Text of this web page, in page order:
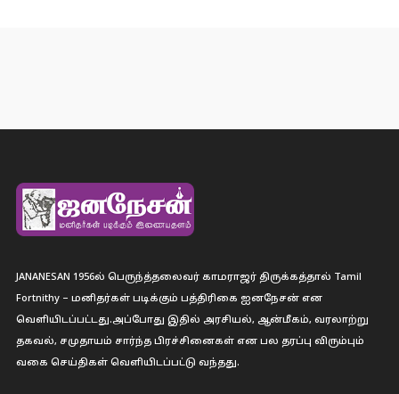
JANANESAN 1956ல் பெருந்த்தலைவர் காமராஜர் திருக்கத்தால் Tamil
Fortnithy – மனிதர்கள் படிக்கும் பத்திரிகை ஐனநேசன் என
வெளியிடப்பட்டது.அப்போது இதில் அரசியல், ஆன்மீகம், வரலாற்று
தகவல், சமுதாயம் சார்ந்த பிரச்சினைகள் என பல தரப்பு விரும்பும்
வகை செய்திகள் வெளியிடப்பட்டு வந்தது.